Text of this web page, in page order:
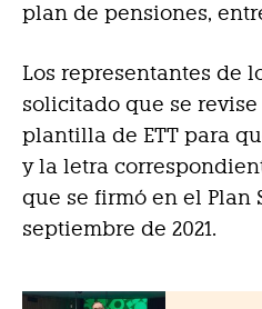
plan de pensiones,
Los representantes de
solicitado que se
plantilla de ETT para
y la letra
que se firmó en el Plan
septiembre de 2021.